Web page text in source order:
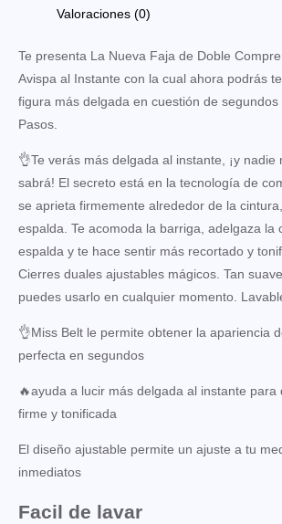
Valoraciones (0)
Te presenta La Nueva Faja de Doble
Avispa al Instante con la cual ahora podrás
figura más delgada en cuestión de segundos
Pasos.
👌Te verás más delgada al instante, ¡y nadie
sabrá! El secreto está en la tecnología de
se aprieta firmemente alrededor de la
espalda. Te acomoda la barriga, adelgaza la
espalda y te hace sentir más recortado y
Cierres duales ajustables mágicos. Tan
puedes usarlo en cualquier momento.
👌Miss Belt le permite obtener la apariencia
perfecta en segundos
🔥ayuda a lucir más delgada al instante para
firme y tonificada
El diseño ajustable permite un ajuste a tu
inmediatos
Facil de lavar